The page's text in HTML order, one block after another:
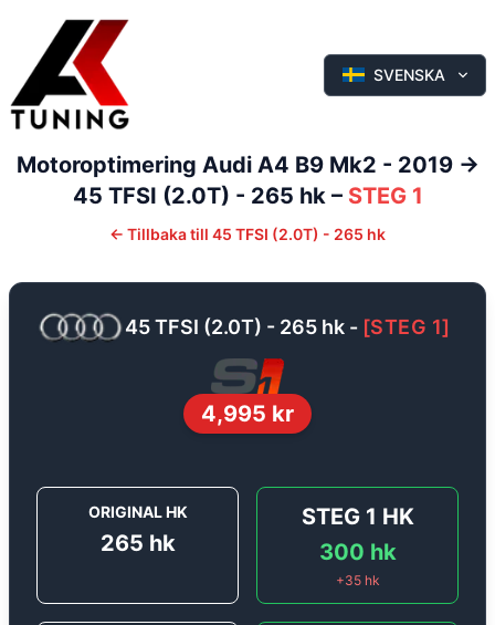
SVENSKA
Motoroptimering Audi A4 B9 Mk2 - 2019 ->
45 TFSI (2.0T) - 265 hk– STEG 1
← Tillbaka till 45 TFSI (2.0T) - 265 hk
45 TFSI (2.0T) - 265 hk - [STEG 1]
4,995 kr
ORIGINAL HK
265 hk
STEG 1 HK
300 hk
+35hk